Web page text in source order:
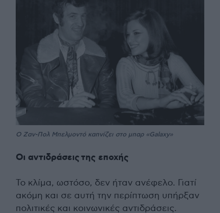
O Ζαν-Πολ Μπελμοντό καπνίζει στο μπαρ «Galaxy»
Οι αντιδράσειςτης εποχής
Το κλίμα, ωστόσο, δεν ήταν ανέφελο. Γιατί
ακόμη και σε αυτή την περίπτωση υπήρξαν
πολιτικές και κοινωνικές αντιδράσεις.